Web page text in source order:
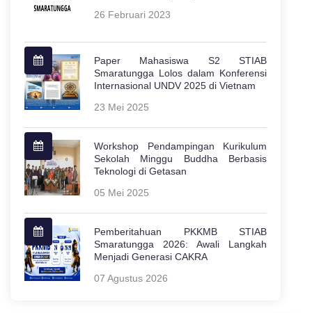
26 Februari 2023
Paper Mahasiswa S2 STIAB
Smaratungga Lolos dalam Konferensi
Internasional UNDV 2025 di Vietnam
23 Mei 2025
Workshop Pendampingan Kurikulum
Sekolah Minggu Buddha Berbasis
Teknologi di Getasan
05 Mei 2025
Pemberitahuan PKKMB STIAB
Smaratungga 2026: Awali Langkah
Menjadi Generasi CAKRA
07 Agustus 2026